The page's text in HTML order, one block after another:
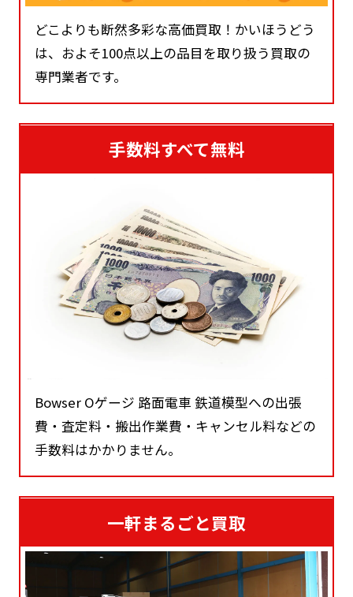
どこよりも断然多彩な高価買取！かいほうどう
は、およそ100点以上の品目を取り扱う買取の
専門業者です。
手数料すべて無料
Bowser Oゲージ 路面電車 鉄道模型への出張
費・査定料・搬出作業費・キャンセル料などの
手数料はかかりません。
一軒まるごと買取